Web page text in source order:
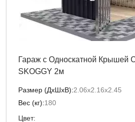
Гараж с Односкатной Крышей
SKOGGY 2м
Размер (ДxШxВ):2.06х2.16х2.45
Вес (кг):180
Цвет: